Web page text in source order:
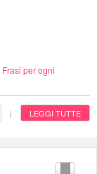
Frasi per ogni
| LEGGI TUTTE